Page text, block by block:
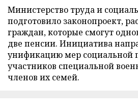
Министерство труда и
подготовило законопроект,
граждан, которые смогут
две пенсии. Инициатива
унификацию мер социальной
участников специальной
членов их семей.